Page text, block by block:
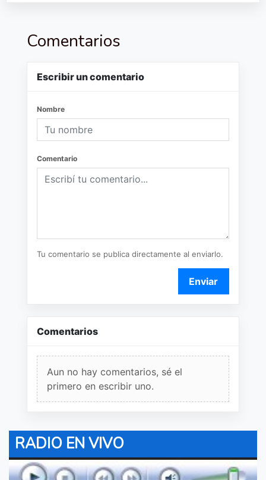
Comentarios
Escribir un comentario
Nombre
Comentario
Tu comentario se publica directamente al enviarlo.
Enviar
Comentarios
Aun no hay comentarios, sé el
primero en escribir uno.
RADIO EN VIVO